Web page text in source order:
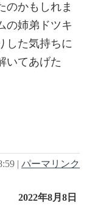
のかもしれま
の姉弟ドツキ
した気持ちに
いてあげた
| パーマリンク
2022年8月8日